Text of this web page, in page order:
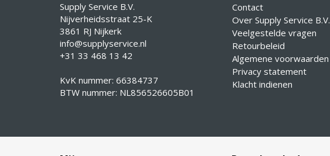
Supply Service B.V.
Nijverheidsstraat 25-K
3861 RJ Nijkerk
info@supplyservice.nl
+31 33 468 13 42
KvK nummer: 66384737
BTW nummer: NL856526605B01
Contact
Over Supply Service B.V.
Veelgestelde vragen
Retourbeleid
Algemene voorwaarden
Privacy statement
Klacht indienen